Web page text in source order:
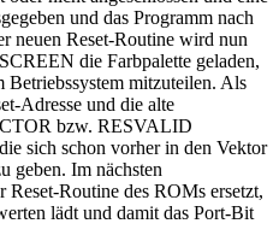
und das Programm nach
neuen Reset-Routine wird nun
die Farbpalette geladen,
Betriebssystem mitzuteilen. Als
Adresse und die alte
bzw. RESVALID
sich schon vorher in den Vektor
geben. Im nächsten
Routine des ROMs ersetzt,
lädt und damit das Port-Bit